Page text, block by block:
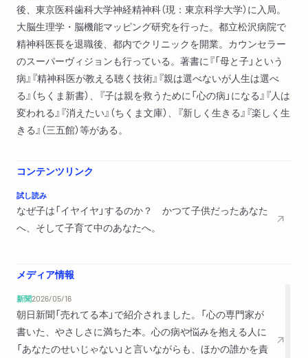
第４章 親とのつながりを持てなかった子の不思議な訴え
１ 親とのつながりを持てないと世界は希薄化する
２ この世界での解決は、「親と出会う」前に戻ること
第５章 心の発達段階の最後、「宇宙期」とは何か
１ 生きている実感がある、ない、の違い
２ 成人期の先、「宇宙期」を推測する
３ 「この世界」から離れ、「宇宙期」へと至る心のプロセス
エピローグ
後、東京医科歯科大学神経精神科（現：東京科学大学）に入局。
大脳生理学・脳機能マッピング研究を行った。都立松沢病院で
精神科医長を退職後、都内でクリニックを開業。カウンセラー
のスーパーヴィジョンも行っている。著書に『「母と子」という
病』『精神科医が教える聴く技術』『親は選べないが人生は選べ
る』（ちくま新書）、『子は親を救うために「心の病」になる』『人は
変われる』『消えたい』（ちくま文庫）、『新しく生きる』『楽しく生
きる』（三五館）等がある。
コンテンツリンク
試し読み
なぜ子は「イヤイヤ」するのか？ かつて子供だったあなた
へ、そして子育て中のあなたへ。
メディア情報
新聞2026/05/16
朝日新聞「売れてる本」で紹介されました。「心の専門家が
書いた、やさしさに満ちた本。心の病や悩みを抱える人に
「あなたのせいじゃない」と言いながらも、ほかの誰かを責